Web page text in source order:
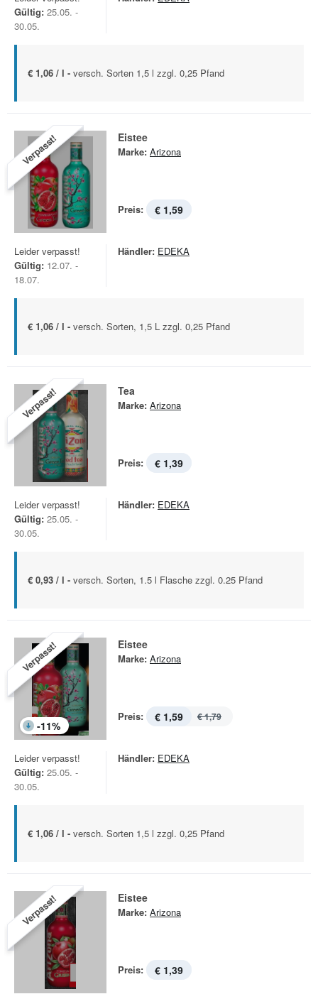
Gültig: 25.05. -
30.05.
€ 1,06 / l - versch. Sorten 1,5 l zzgl. 0,25 Pfand
Verpasst! Eistee
Marke: Arizona
Preis: € 1,59
Leider verpasst!
Gültig: 12.07. -
18.07.
Händler: EDEKA
€ 1,06 / l - versch. Sorten, 1,5 L zzgl. 0,25 Pfand
Verpasst! Tea
Marke: Arizona
Preis: € 1,39
Leider verpasst!
Gültig: 25.05. -
30.05.
Händler: EDEKA
€ 0,93 / l - versch. Sorten, 1.5 l Flasche zzgl. 0.25 Pfand
Verpasst!
-11%
Eistee
Marke: Arizona
Preis: € 1,59 € 1,79
Leider verpasst!
Gültig: 25.05. -
30.05.
Händler: EDEKA
€ 1,06 / l - versch. Sorten 1,5 l zzgl. 0,25 Pfand
Verpasst! Eistee
Marke: Arizona
Preis: € 1,39